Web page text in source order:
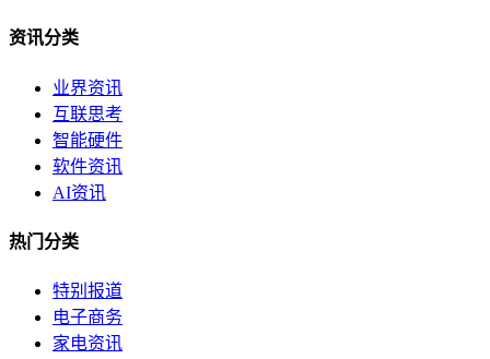
资讯分类
业界资讯
互联思考
智能硬件
软件资讯
AI资讯
热门分类
特别报道
电子商务
家电资讯